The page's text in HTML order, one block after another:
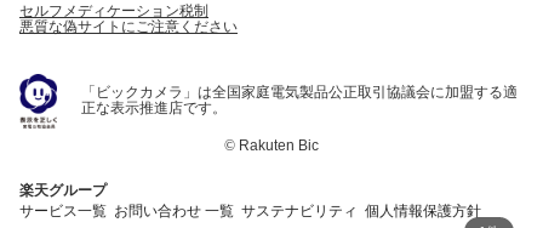
セルフメディケーション税制
悪質な偽サイトにご注意ください
「ビックカメラ」は全国家庭電気製品公正取引協議会に加盟する適
正な表示推進店です。
© Rakuten Bic
楽天グループ
サービス一覧 お問い合わせ 一覧 サステナビリティ 個人情報保護方針